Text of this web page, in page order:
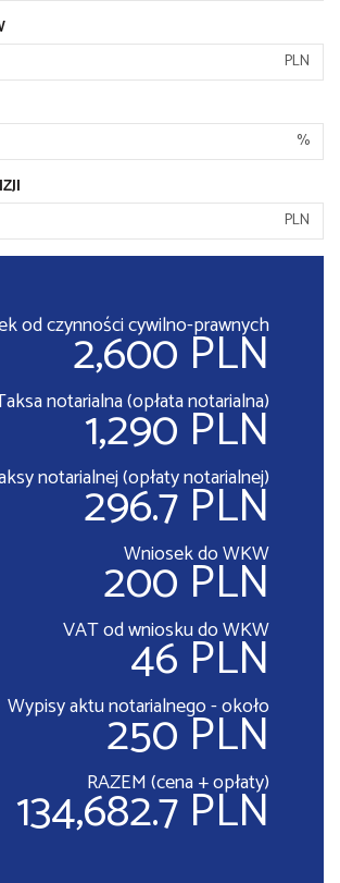
PLN
%
PLN
od czynności cywilno-prawnych
2,600 PLN
notarialna (opłata notarialna)
1,290 PLN
notarialnej (opłaty notarialnej)
296.7 PLN
Wniosek do WKW
200 PLN
VAT od wniosku do WKW
46 PLN
Wypisy aktu notarialnego - około
250 PLN
RAZEM (cena + opłaty)
134,682.7 PLN